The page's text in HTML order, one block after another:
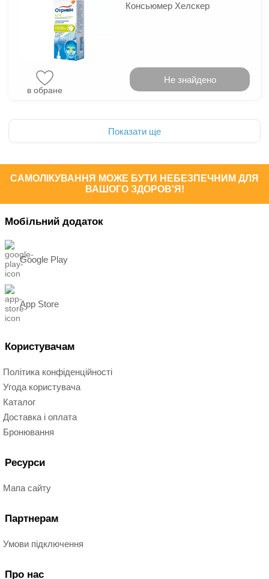
Консьюмер Хелскер
в обране
Не знайдено
Показати ще
САМОЛІКУВАННЯ МОЖЕ БУТИ НЕБЕЗПЕЧНИМ ДЛЯ
ВАШОГО ЗДОРОВ'Я!
Мобільний додаток
Google Play
App Store
Користувачам
Політика конфіденційності
Угода користувача
Каталог
Доставка і оплата
Бронювання
Ресурси
Мапа сайту
Партнерам
Умови підключення
Про нас